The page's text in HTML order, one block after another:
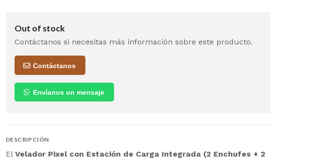
Out of stock
Contáctanos si necesitas más información sobre este producto.
Contáctanos
Envíanos un mensaje
DESCRIPCIÓN
El Velador Pixel con Estación de Carga Integrada (2 Enchufes + 2